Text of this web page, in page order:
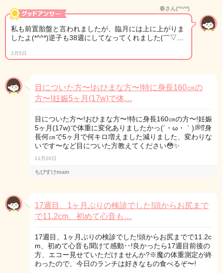
春さん(*^^*)
私も前置胎盤と言われましたが、臨月には上に上がりま
したよ(*^^*)逆子も38週にしてなってくれました(￣▽…
2月5日
目についた方〜!おひまな方〜!特に身長160㎝の
方〜!妊娠5ヶ月(17w)で体…
目についた方〜!おひまな方〜!特に身長160㎝の方〜!妊娠
5ヶ月(17w)で体重に変化ありましたかっ(´・ω・｀)💭⁉︎身
長何㎝で5ヶ月で何キロ増えました減りました、変わりな
いです〜など目についた方教えてください😳✨
11月20日
ちびすけmam
17週目、1ヶ月ぶりの検診でした!頭からお尻まで
で11.2cm、初めて心音も…
17週目、1ヶ月ぶりの検診でした!頭からお尻までで11.2c
m、初めて心音も聞けて感動‥!良かったら17週目前後の
方、エコー見せていただけませんか?※魔の体重測定が終
わったので、今日のランチは好きなもの食べるぞ〜!